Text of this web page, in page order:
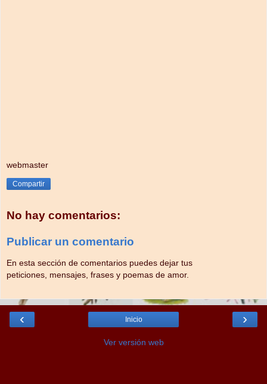
webmaster
Compartir
No hay comentarios:
Publicar un comentario
En esta sección de comentarios puedes dejar tus
peticiones, mensajes, frases y poemas de amor.
‹ ›
Inicio
Ver versión web